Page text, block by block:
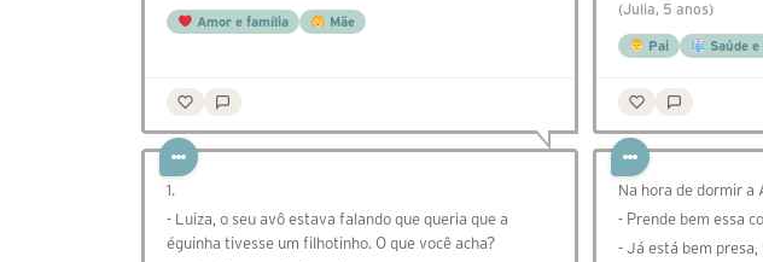
Amor e família Mãe
(Julia, 5 anos)
Pai Saúde
1.
- Luiza, o seu avô estava falando que queria que a
éguinha tivesse um filhotinho. O que você acha?
Na hora de dormir a
- Prende bem essa
- Já está bem presa,